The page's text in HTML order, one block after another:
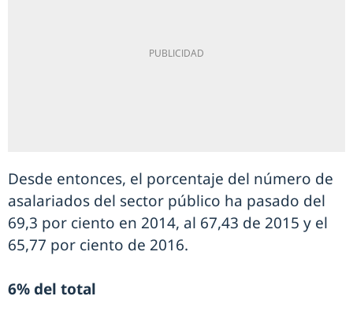
Desde entonces, el porcentaje del número de
asalariados del sector público ha pasado del
69,3 por ciento en 2014, al 67,43 de 2015 y el
65,77 por ciento de 2016.
6% del total